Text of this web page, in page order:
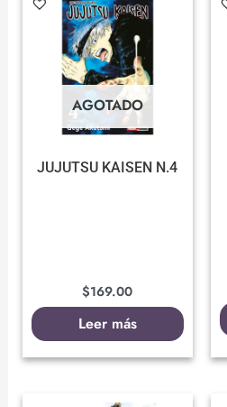
AGOTADO
JUJUTSU KAISEN N.4
$169.00
Leer más